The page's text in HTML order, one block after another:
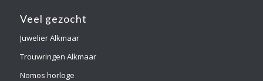
Veel gezocht
Juwelier Alkmaar
Trouwringen Alkmaar
Nomos horloge